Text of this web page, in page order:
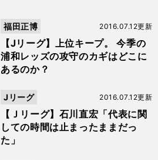
【Jリーグ】上位キープ。 今季の
浦和レッズの攻守のカギはどこに
あるのか？
2016.07.12更新
福田正博
【Ｊリーグ】石川直宏「代表に関
しての時間は止まったままだっ
た」
2016.07.12更新
Jリーグ